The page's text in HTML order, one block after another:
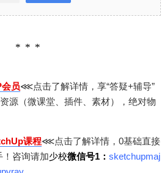
员⋘点击了解详情，享“答疑+辅导”
源（微课堂、插件、素材），绝对物
课程⋘点击了解详情，0基础直接
！咨询请加少校微信号1： sketchupmaj